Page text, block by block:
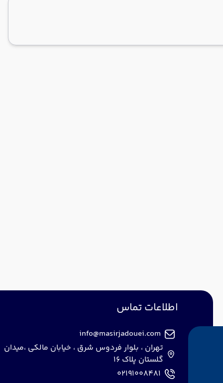
اطلاعات تماس
info@masirjadouei.com
تهران ، بلوار فردوس شرق ، خیابان مالکی ،میدان
گلستان پلاک 16
02191008481